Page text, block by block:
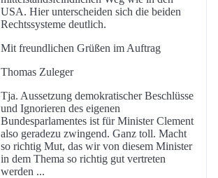
USA. Hier unterscheiden sich die beiden
Rechtssysteme deutlich.
Mit freundlichen Grüßen im Auftrag
Thomas Zuleger
Tja. Aussetzung demokratischer Beschlüsse
und Ignorieren des eigenen
Bundesparlamentes ist für Minister Clement
also geradezu zwingend. Ganz toll. Macht
so richtig Mut, das wir von diesem Minister
in dem Thema so richtig gut vertreten
werden ...